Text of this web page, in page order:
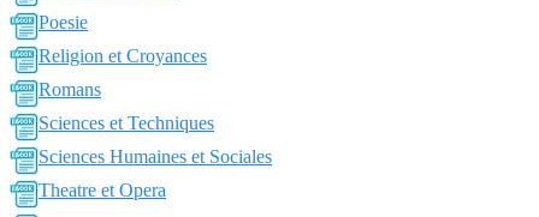
Poesie
Religion et Croyances
Romans
Sciences et Techniques
Sciences Humaines et Sociales
Theatre et Opera